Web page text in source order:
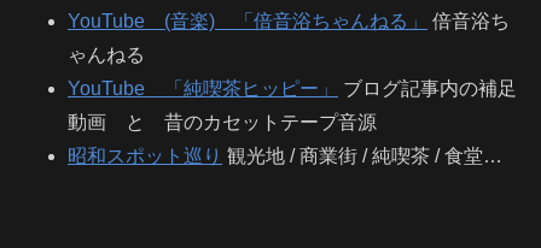
YouTube (音楽) 「倍音浴ちゃんねる」
倍音浴ち
ゃんねる
YouTube 「純喫茶ヒッピー」
ブログ記事内の補足
動画 と 昔のカセットテープ音源
昭和スポット巡り 観光地 / 商業街 / 純喫茶 / 食堂…